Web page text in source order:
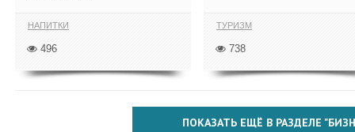
НАПИТКИ
496
ТУРИЗМ
738
ПОКАЗАТЬ ЕЩЁ В РАЗДЕЛЕ